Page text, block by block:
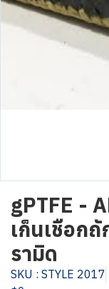
gPTFE -
เก็นเชือก
รามิด
SKU : STYLE 2017